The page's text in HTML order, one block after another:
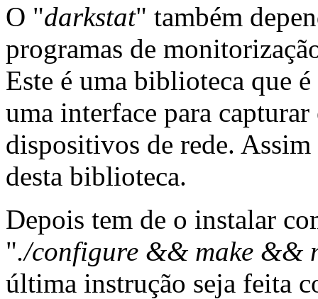
O "darkstat" também
programas de
Este é uma biblioteca que
uma interface para
dispositivos de rede.
desta biblioteca.
Depois tem de o instalar
"./configure && make &&
última instrução seja feita